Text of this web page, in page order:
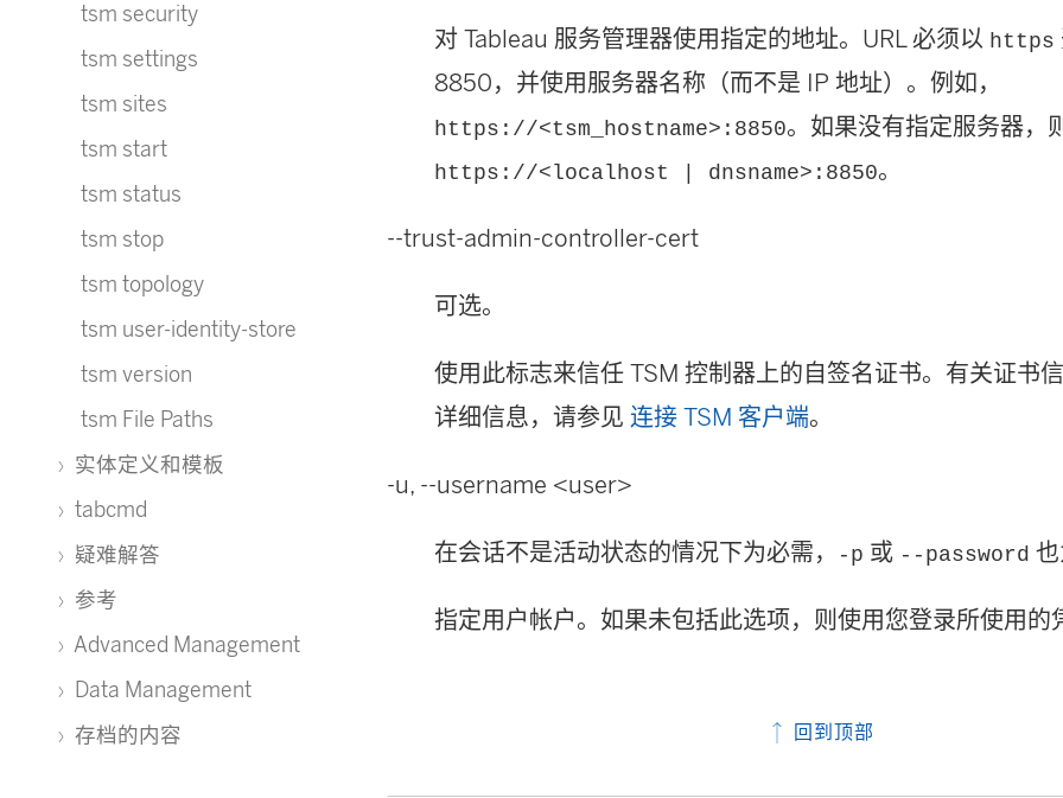
tsm security
tsm settings
tsm sites
tsm start
tsm status
tsm stop
tsm topology
tsm user-identity-store
tsm version
tsm File Paths
实体定义和模板
tabcmd
疑难解答
参考
Advanced Management
Data Management
存档的内容
对 Tableau 服务管理器使用指定的地址。URL 必须以 https
8850，并使用服务器名称（而不是 IP 地址）。例如，
https://<tsm_hostname>:8850。如果没有指定服务器，
https://<localhost | dnsname>:8850。
--trust-admin-controller-cert
可选。
使用此标志来信任 TSM 控制器上的自签名证书。有关证书
详细信息，请参见连接 TSM 客户端。
-u, --username <user>
在会话不是活动状态的情况下为必需， -p 或 --password
指定用户帐户。如果未包括此选项，则使用您登录所使用的
回到顶部